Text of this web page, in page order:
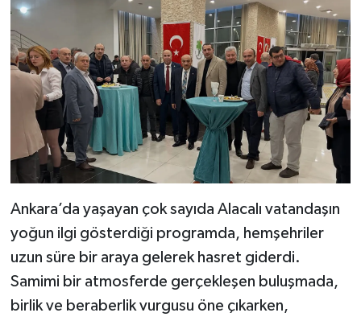
Ankara’da yaşayan çok sayıda Alacalı vatandaşın
yoğun ilgi gösterdiği programda, hemşehriler
uzun süre bir araya gelerek hasret giderdi.
Samimi bir atmosferde gerçekleşen buluşmada,
birlik ve beraberlik vurgusu öne çıkarken,